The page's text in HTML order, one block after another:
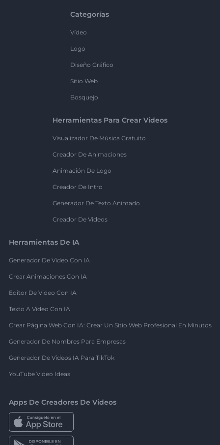
Categorías
Vídeo
Logo
Diseño Gráfico
Sitio Web
Bosquejo
Herramientas Para Crear Videos
Visualizador De Música Gratuito
Creador De Animaciones
Animación De Logo
Creador De Intro
Generador De Texto Animado
Creador De Videos
Herramientas De IA
Generador De Video Con IA
Crear Animaciones Con IA
Editor De Video Con IA
Texto A Video Con IA
Crear Página Web Con IA: Crear Un Sitio Web Profesional En Minutos
Generador De Nombres Para Empresas
Generador De Videos IA Para TikTok
YouTube Video Ideas
Apps De Creadores De Videos